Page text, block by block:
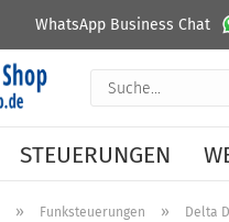
WhatsApp Business Chat
STEUERUNGEN
» Funksteuerungen » Delta